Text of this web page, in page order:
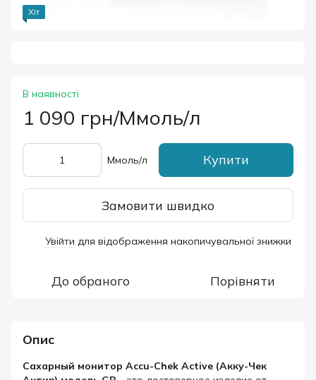
Хіт
В наявності
1 090 грн/Ммоль/л
Ммоль/л Купити
Замовити швидко
Увійти для відображення накопичувальної знижки
До обраного Порівняти
Опис
Сахарный монитор Accu-Chek Active (Акку-Чек